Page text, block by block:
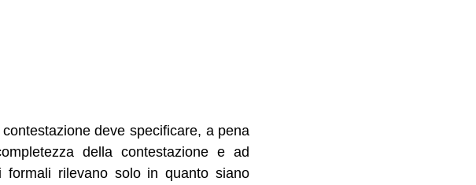
deve specificare, a pena
della contestazione e ad
rilevano solo in quanto siano